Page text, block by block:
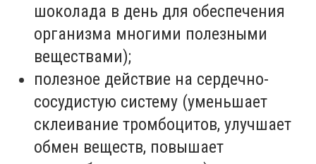
шоколада в день для обеспечения
организма многими полезными
веществами);
полезное действие на сердечно-
сосудистую систему (уменьшает
склеивание тромбоцитов, улучшает
обмен веществ, повышает